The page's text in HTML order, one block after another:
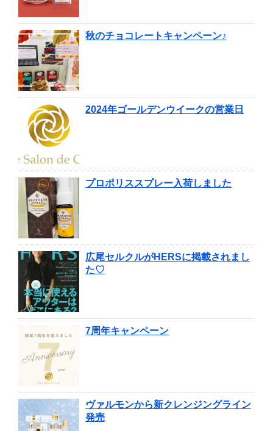
秋のチョコレートキャンペーン♪
2024年ゴールデンウイークの営業日
プロポリススプレー入荷しました
広尾セルクルがHERSに掲載されまし
た♡
7周年キャンペーン
ヴァルモンから新クレンジングライン
発売